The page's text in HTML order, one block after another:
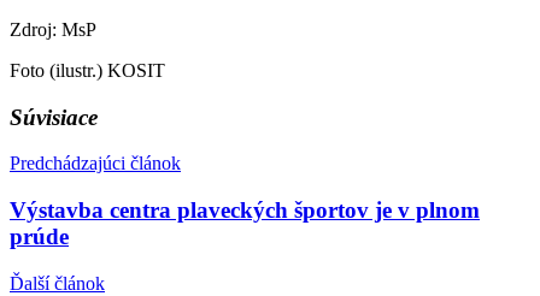
Zdroj: MsP
Foto (ilustr.) KOSIT
Súvisiace
Predchádzajúci článok
Výstavba centra plaveckých športov je v plnom
prúde
Ďalší článok